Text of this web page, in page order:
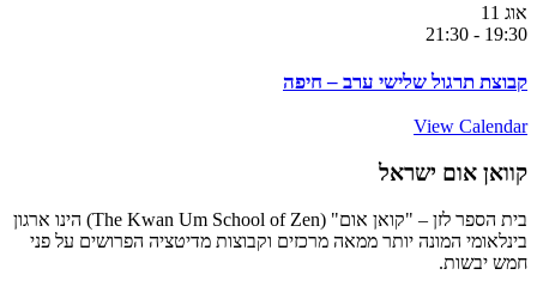
אוג 11
19:30
-
21:30
קבוצת תרגול שלישי ערב – חיפה
View Calendar
קוואן אום ישראל
בית הספר לזן – "קואן אום" (The Kwan Um School of Zen) הינו ארגון
בינלאומי המונה יותר ממאה מרכזים וקבוצות מדיטציה הפרושים על פני
חמש יבשות.